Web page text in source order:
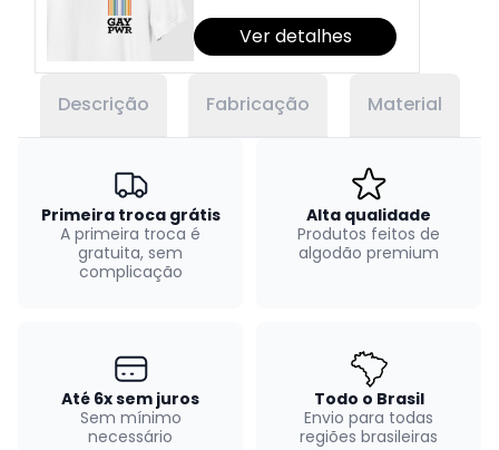
Ver detalhes
Descrição Fabricação Material
Primeira troca grátis
A primeira troca é
gratuita, sem
complicação
Alta qualidade
Produtos feitos de
algodão premium
Até 6x sem juros
Sem mínimo
necessário
Todo o Brasil
Envio para todas
regiões brasileiras